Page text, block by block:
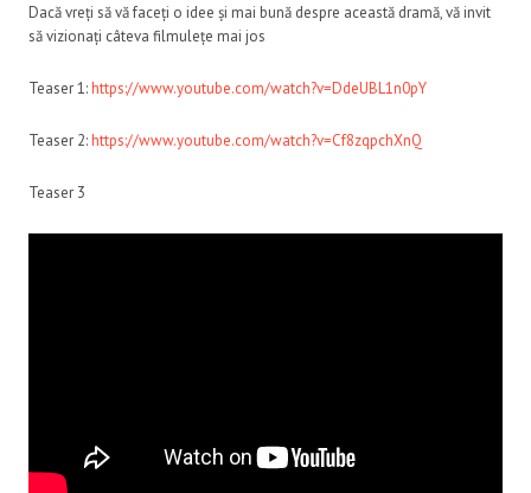
Dacă vreți să vă faceți o idee și mai bună despre această dramă, vă invit
să vizionați câteva filmulețe mai jos
Teaser 1:https://www.youtube.com/watch?v=DdeUBL1n0pY
Teaser 2:https://www.youtube.com/watch?v=Cf8zqpchXnQ
Teaser 3